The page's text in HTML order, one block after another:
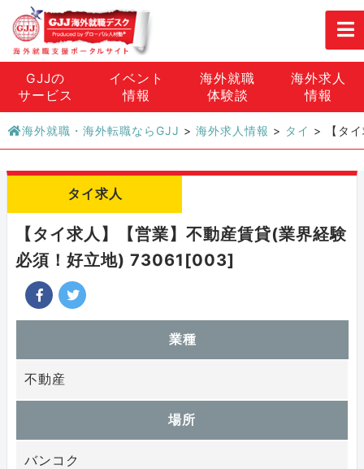
GJJの
サービス
イベント
情報
海外就職
体験談
海外求人
情報
海外就職・海外転職ならGJJ > 海外求人情報 > タイ > 【タ
タイ求人
【タイ求人】【営業】不動産賃貸(業界経験
必須！好立地) 73061[003]
業種
不動産
場所
バンコク